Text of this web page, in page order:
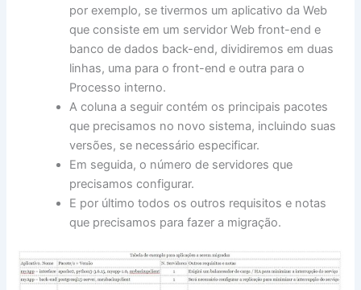
por exemplo, se tivermos um aplicativo da Web
que consiste em um servidor Web front-end e
banco de dados back-end, dividiremos em duas
linhas, uma para o front-end e outra para o
Processo interno.
A coluna a seguir contém os principais pacotes
que precisamos no novo sistema, incluindo suas
versões, se necessário especificar.
Em seguida, o número de servidores que
precisamos configurar.
E por último todos os outros requisitos e notas
que precisamos para fazer a migração.